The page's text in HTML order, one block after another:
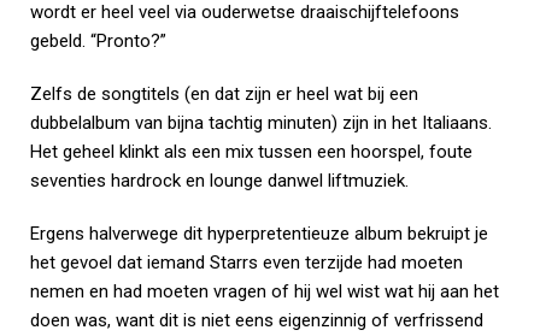
wordt er heel veel via ouderwetse draaischijftelefoons
gebeld. “Pronto?”
Zelfs de songtitels (en dat zijn er heel wat bij een
dubbelalbum van bijna tachtig minuten) zijn in het Italiaans.
Het geheel klinkt als een mix tussen een hoorspel, foute
seventies hardrock en lounge danwel liftmuziek.
Ergens halverwege dit hyperpretentieuze album bekruipt je
het gevoel dat iemand Starrs even terzijde had moeten
nemen en had moeten vragen of hij wel wist wat hij aan het
doen was, want dit is niet eens eigenzinnig of verfrissend